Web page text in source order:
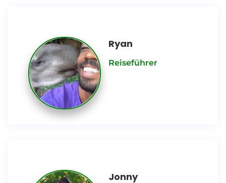
Ryan
Reiseführer
Jonny